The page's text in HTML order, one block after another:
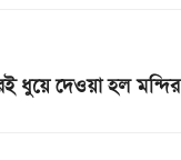
ধুয়ে দেওয়া হল মন্দির